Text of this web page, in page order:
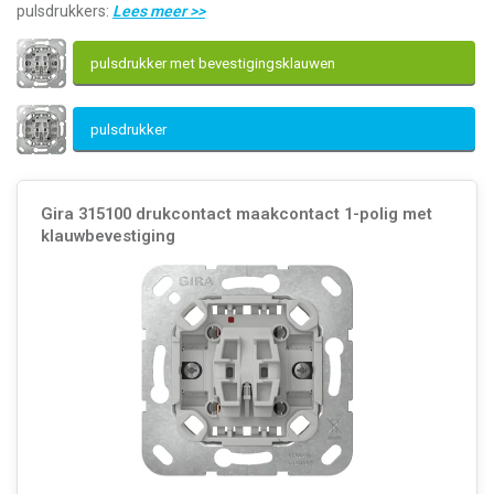
pulsdrukkers: Lees meer>>
pulsdrukker met bevestigingsklauwen
pulsdrukker
Gira 315100 drukcontact maakcontact 1-polig met
klauwbevestiging